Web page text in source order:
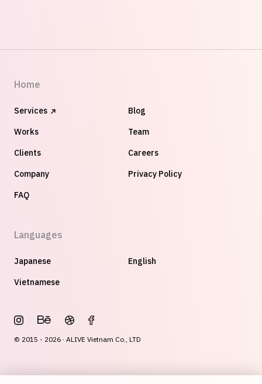
© 2015 - 2026 · ALIVE Vietnam Co., LTD
Home
Services
Works
Clients
Company
FAQ
Blog
Team
Careers
Privacy Policy
Languages
Japanese
English
Vietnamese